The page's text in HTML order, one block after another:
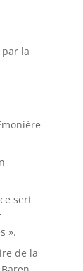
la
sert
».
de la